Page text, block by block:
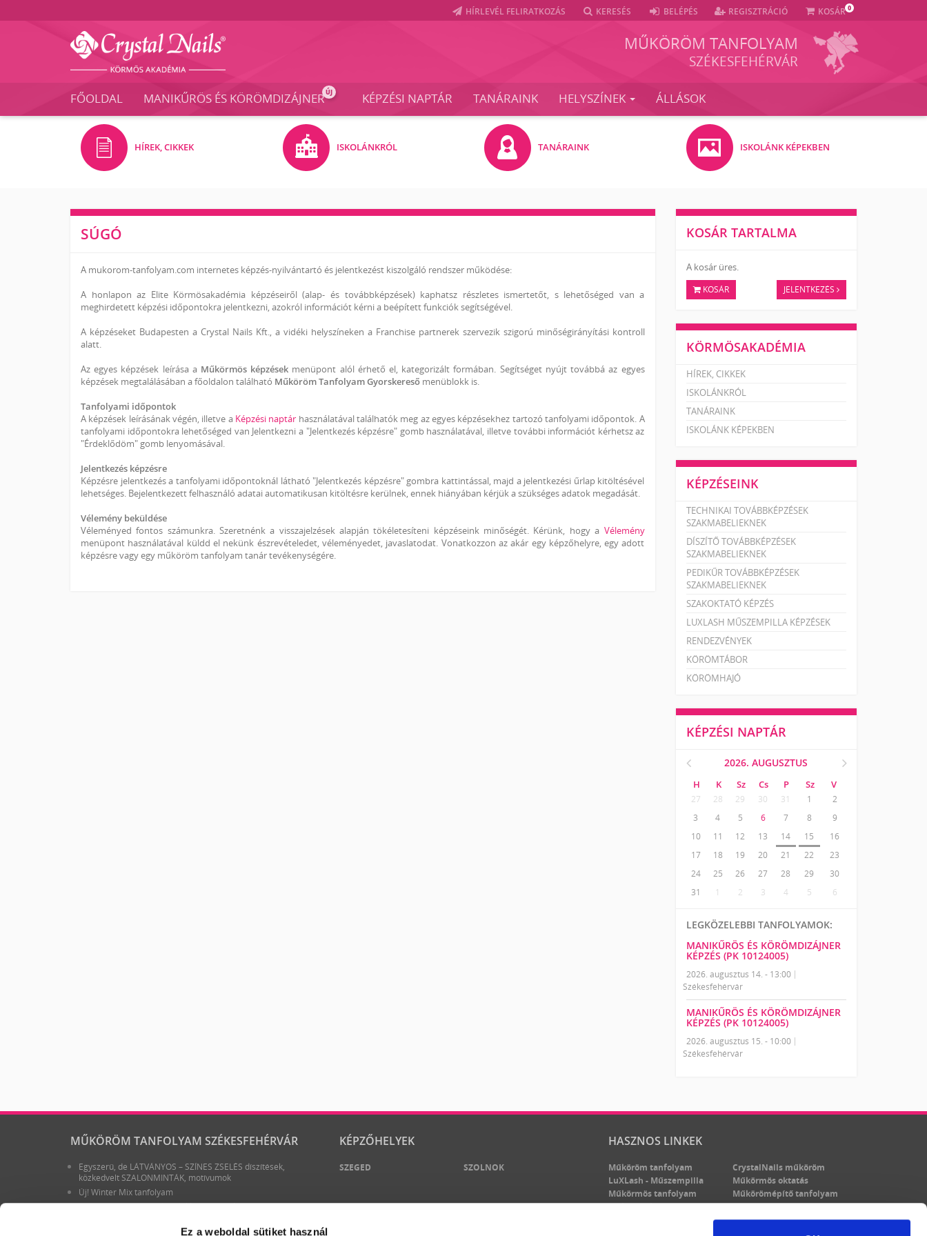
Ez a weboldal sütiket használ
HÍRLEVÉL FELIRATKOZÁS KERESÉS BELÉPÉS REGISZTRÁCIÓ KOSÁR 0
Crystal
Nails
Körmös
Akadémia
Vizsgaközpont
MŰKÖRÖM TANFOLYAM
SZÉKESFEHÉRVÁR
FŐOLDAL MANIKŰRÖS ÉS KÖRÖMDIZÁJNERÚJ KÉPZÉSI NAPTÁR TANÁRAINK HELYSZÍNEK ÁLLÁSOK
HÍREK, CIKKEK ISKOLÁNKRÓL TANÁRAINK ISKOLÁNK KÉPEKBEN
SÚGÓ
A mukorom-tanfolyam.com internetes képzés-nyilvántartó és jelentkezést kiszolgáló rendszer működése:
A honlapon az Elite Körmösakadémia képzéseiről (alap- és továbbképzések) kaphatsz részletes ismertetőt, s lehetőséged van a
meghirdetett képzési időpontokra jelentkezni, azokról információt kérni a beépített funkciók segítségével.
A képzéseket Budapesten a Crystal Nails Kft., a vidéki helyszíneken a Franchise partnerek szervezik szigorú minőségirányítási kontroll
alatt.
Az egyes képzések leírása a Műkörmös képzések menüpont alól érhető el, kategorizált formában. Segítséget nyújt továbbá az egyes
képzések megtalálásában a főoldalon található Műköröm Tanfolyam Gyorskereső menüblokk is.
Tanfolyami időpontok
A képzések leírásának végén, illetve a Képzési naptár használatával találhatók meg az egyes képzésekhez tartozó tanfolyami időpontok. A
tanfolyami időpontokra lehetőséged van Jelentkezni a "Jelentkezés képzésre" gomb használatával, illetve további információt kérhetsz az
"Érdeklődöm" gomb lenyomásával.
Jelentkezés képzésre
Képzésre jelentkezés a tanfolyami időpontoknál látható "Jelentkezés képzésre" gombra kattintással, majd a jelentkezési űrlap kitöltésével
lehetséges. Bejelentkezett felhasználó adatai automatikusan kitöltésre kerülnek, ennek hiányában kérjük a szükséges adatok megadását.
Vélemény beküldése
Véleményed fontos számunkra. Szeretnénk a visszajelzések alapján tökéletesíteni képzéseink minőségét. Kérünk, hogy a Vélemény
menüpont használatával küldd el nekünk észrevételedet, véleményedet, javaslatodat. Vonatkozzon az akár egy képzőhelyre, egy adott
képzésre vagy egy műköröm tanfolyam tanár tevékenységére.
KOSÁR TARTALMA
A kosár üres.
KOSÁR JELENTKEZÉS
KÖRMÖSAKADÉMIA
HÍREK, CIKKEK
ISKOLÁNKRÓL
TANÁRAINK
ISKOLÁNK KÉPEKBEN
KÉPZÉSEINK
TECHNIKAI TOVÁBBKÉPZÉSEK
SZAKMABELIEKNEK
DÍSZÍTŐ TOVÁBBKÉPZÉSEK
SZAKMABELIEKNEK
PEDIKŰR TOVÁBBKÉPZÉSEK
SZAKMABELIEKNEK
SZAKOKTATÓ KÉPZÉS
LUXLASH MŰSZEMPILLA KÉPZÉSEK
RENDEZVÉNYEK
KÖRÖMTÁBOR
KÖRÖMHAJÓ
KÉPZÉSI NAPTÁR
2026. AUGUSZTUS
H K Sz Cs P Sz V
27 28 29 30 31 1
2
3
4 5 6 7 8
9
10
11 12 13 14 15
16
17
18 19 20 21 22
23
24
25 26 27 28 29
30
31
1 2 3 4 5 6
LEGKÖZELEBBI TANFOLYAMOK:
MANIKŰRÖS ÉS KÖRÖMDIZÁJNER
KÉPZÉS (PK 10124005)
2026. augusztus 14. - 13:00
Székesfehérvár
MANIKŰRÖS ÉS KÖRÖMDIZÁJNER
KÉPZÉS (PK 10124005)
2026. augusztus 15. - 10:00
Székesfehérvár
MŰKÖRÖM TANFOLYAM SZÉKESFEHÉRVÁR
Egyszerű, de LÁTVÁNYOS – SZÍNES ZSELÉS díszítések,
közkedvelt SZALONMINTÁK, motívumok
Új! Winter Mix tanfolyam
Aquarell hatás Art Gel zselékkel – virágok és egyszerűbb
Új továbbképzés! CSAK egyszeri alkalom! Szalondíszítések
KÉPZŐHELYEK
SZEGED SZOLNOK
HASZNOS LINKEK
Műköröm tanfolyam
CrystalNails műköröm
LuXLash - Műszempilla
Műkörmös oktatás
Műkörmös tanfolyam
Műkörömépítő tanfolyam
Műköröm képzés